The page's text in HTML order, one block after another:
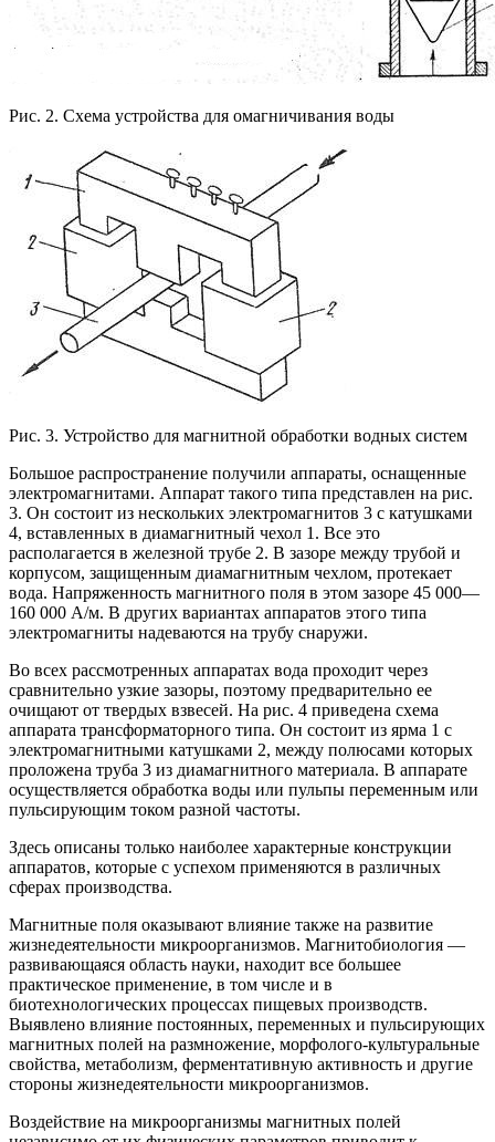
Рис. 2. Схема устройства для омагничивания воды
Рис. 3. Устройство для магнитной обработки водных систем
Большое распространение получили аппараты, оснащенные
электромагнитами. Аппарат такого типа представлен на рис.
3. Он состоит из нескольких электромагнитов 3 с катушками
4, вставленных в диамагнитный чехол 1. Все это
располагается в железной трубе 2. В зазоре между трубой и
корпусом, защищенным диамагнитным чехлом, протекает
вода. Напряженность магнитного поля в этом зазоре 45 000—
160 000 А/м. В других вариантах аппаратов этого типа
электромагниты надеваются на трубу снаружи.
Во всех рассмотренных аппаратах вода проходит через
сравнительно узкие зазоры, поэтому предварительно ее
очищают от твердых взвесей. На рис. 4 приведена схема
аппарата трансформаторного типа. Он состоит из ярма 1 с
электромагнитными катушками 2, между полюсами которых
проложена труба 3 из диамагнитного материала. В аппарате
осуществляется обработка воды или пульпы переменным или
пульсирующим током разной частоты.
Здесь описаны только наиболее характерные конструкции
аппаратов, которые с успехом применяются в различных
сферах производства.
Магнитные поля оказывают влияние также на развитие
жизнедеятельности микроорганизмов. Магнитобиология —
развивающаяся область науки, находит все большее
практическое применение, в том числе и в
биотехнологических процессах пищевых производств.
Выявлено влияние постоянных, переменных и пульсирующих
магнитных полей на размножение, морфолого-культуральные
свойства, метаболизм, ферментативную активность и другие
стороны жизнедеятельности микроорганизмов.
Воздействие на микроорганизмы магнитных полей